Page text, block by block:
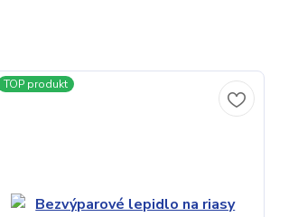
TOP produkt